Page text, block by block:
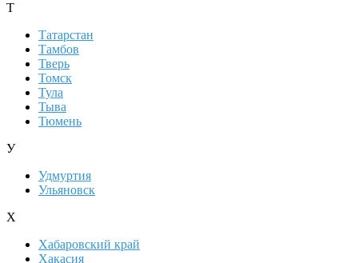
Т
Татарстан
Тамбов
Тверь
Томск
Тула
Тыва
Тюмень
У
Удмуртия
Ульяновск
Х
Хабаровский край
Хакасия